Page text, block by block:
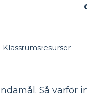
Så varför